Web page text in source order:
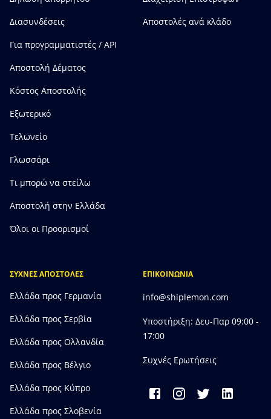
Διασυνδέσεις
Για προγραμματιστές / API
Αποστολή Δέματος
Κόστος Αποστολής
Εξωτερικό
Τελωνείο
Γλωσσάρι
Τι μπορώ να στείλω
Αποστολή στην Ελλάδα
Όλοι οι Προορισμοί
Αποστολές ανά κλάδο
ΣΥΧΝΕΣ ΑΠΟΣΤΟΛΕΣ
Ελλάδα προς Γερμανία
Ελλάδα προς Σερβία
Ελλάδα προς Ολλανδία
Ελλάδα προς Bέλγιο
Ελλάδα προς Κύπρο
Ελλάδα προς Σλοβενία
ΕΠΙΚΟΙΝΩΝΙΑ
info@shiplemon.com
Υποστήριξη: Δευ-Παρ 09:00 -
17:00
Συχνές Ερωτήσεις